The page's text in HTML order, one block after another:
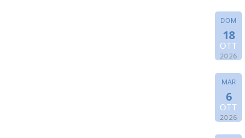
DOM
18
OTT
2026
MAR
6
OTT
2026